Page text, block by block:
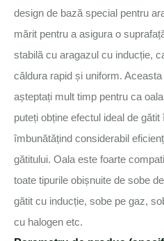
design de bază special pentru
mărit pentru a asigura o
stabilă cu aragazul cu inducție,
căldura rapid și uniform.
așteptați mult timp pentru ca
puteți obține efectul ideal de
îmbunătățind considerabil
gătitului. Oala este foarte
toate tipurile obișnuite de sobe
gătit cu inducție, sobe pe gaz,
cu halogen etc.